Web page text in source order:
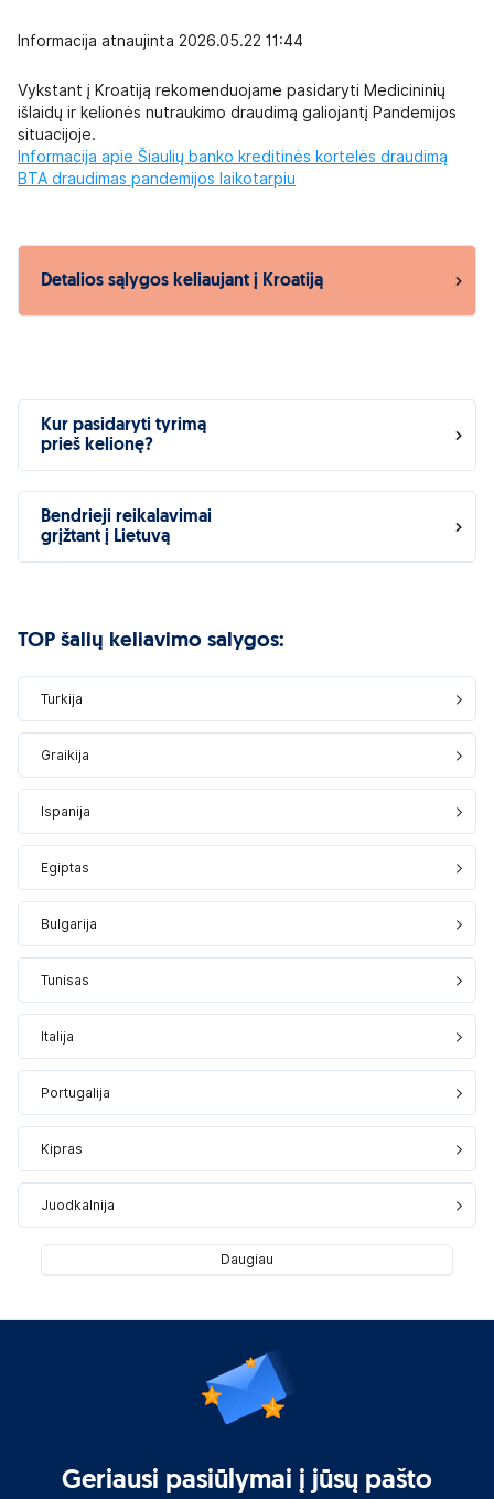
Informacija atnaujinta 2026.05.22 11:44
Vykstant į Kroatiją rekomenduojame pasidaryti Medicininių
išlaidų ir kelionės nutraukimo draudimą galiojantį Pandemijos
situacijoje.
Informacija apie Šiaulių banko kreditinės kortelės draudimą
BTA draudimas pandemijos laikotarpiu
Detalios sąlygos keliaujant į Kroatiją
Kur pasidaryti tyrimą
prieš kelionę?
Bendrieji reikalavimai
grįžtant į Lietuvą
TOP šalių keliavimo salygos:
Turkija
Graikija
Ispanija
Egiptas
Bulgarija
Tunisas
Italija
Portugalija
Kipras
Juodkalnija
Daugiau
Geriausi pasiūlymai į jūsų pašto